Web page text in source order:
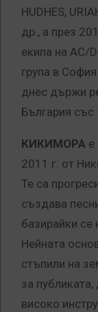
HUDHES,
др., а през
екипа на AC/
група в
днес държи
България със
КИКИМОРА е
2011 г. от
Те са
създава
базирайки се
Нейната
стъпили на
за
високо